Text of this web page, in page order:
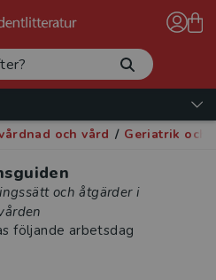
och vård / Geriatrik och
och åtgärder i
följande arbetsdag